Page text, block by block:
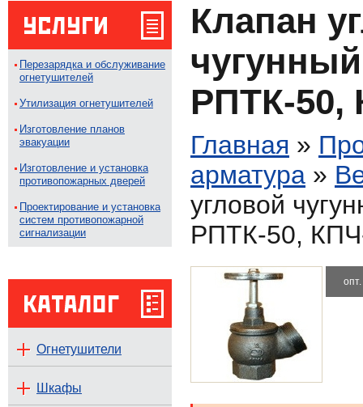
Перезарядка и обслуживание
огнетушителей
Утилизация огнетушителей
Изготовление планов
эвакуации
Изготовление и установка
противопожарных дверей
Проектирование и установка
систем противопожарной
сигнализации
Огнетушители
Шкафы
Клапан
РПТК-50,
Главная »
арматура »
угловой
РПТК-50,
опт.